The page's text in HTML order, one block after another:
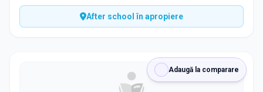
After school în apropiere
Adaugă la comparare